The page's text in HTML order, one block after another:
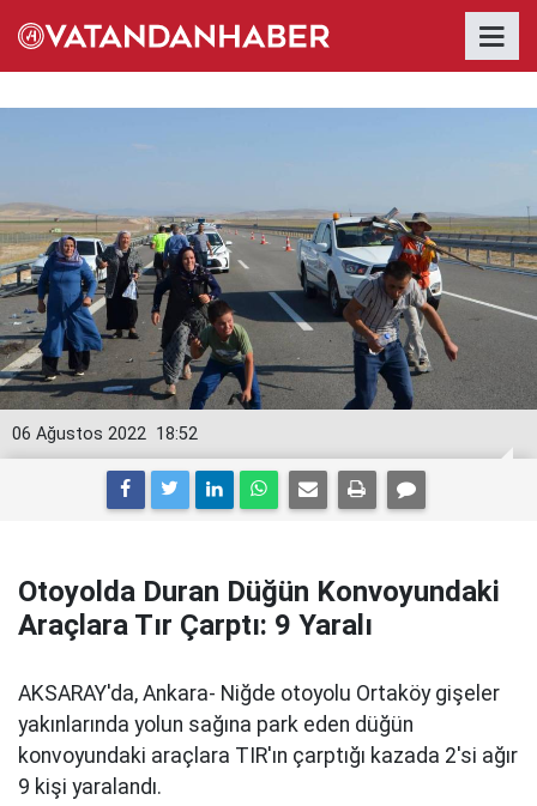
18:52
06 Ağustos 2022
Otoyolda Duran Düğün Konvoyundaki
Araçlara Tır Çarptı: 9 Yaralı
AKSARAY'da, Ankara- Niğde otoyolu Ortaköy gişeler
yakınlarında yolun sağına park eden düğün
konvoyundaki araçlara TIR'ın çarptığı kazada 2'si ağır
9 kişi yaralandı.